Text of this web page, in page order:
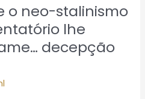
o neo-stalinismo
lhe
decepção